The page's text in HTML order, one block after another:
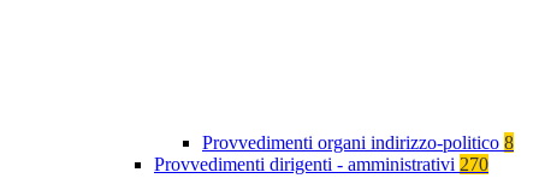
Provvedimenti organi indirizzo-politico 8
Provvedimenti dirigenti - amministrativi 270